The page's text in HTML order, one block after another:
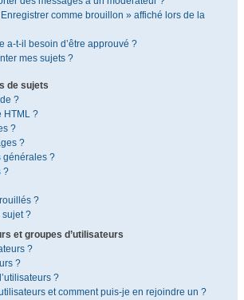
comme brouillon » affiché lors de la
a-t-il besoin d’être approuvé ?
mes sujets ?
de sujets
?
HTML ?
?
?
générales ?
?
?
sujet ?
et groupes d’utilisateurs
?
?
?
et comment puis-je en rejoindre un ?